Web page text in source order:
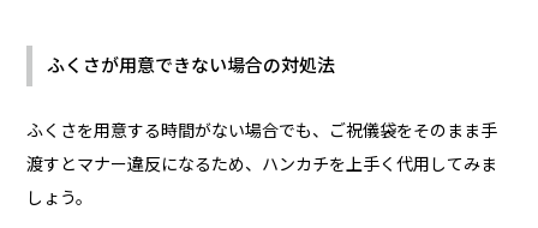
ふくさが用意できない場合の対処法
ふくさを用意する時間がない場合でも、ご祝儀袋をそのまま手
渡すとマナー違反になるため、ハンカチを上手く代用してみま
しょう。